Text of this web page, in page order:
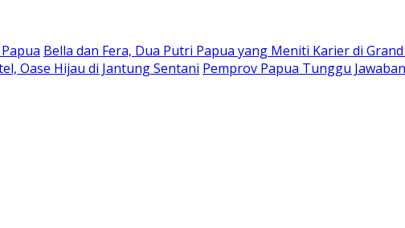
Bella dan Fera, Dua Putri Papua yang Meniti Karier di
Oase Hijau di Jantung Sentani Pemprov Papua Tunggu